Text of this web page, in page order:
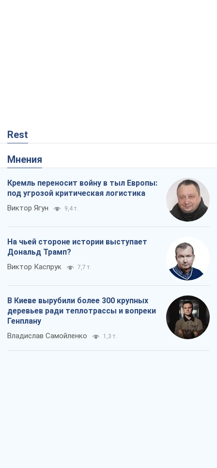
Rest
Мнения
Кремль переносит войну в тыл Европы:
под угрозой критическая логистика
Виктор Ягун 9,4 т.
На чьей стороне истории выступает
Дональд Трамп?
Виктор Каспрук 7,7 т.
В Киеве вырубили более 300 крупных
деревьев ради теплотрассы и вопреки
Генплану
Владислав Самойленко 1,3 т.